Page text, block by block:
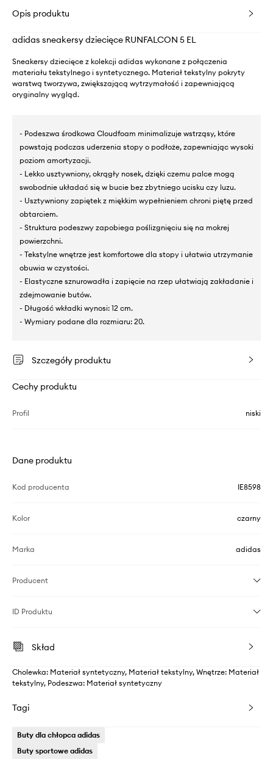
Opis produktu
adidas sneakersy dziecięce RUNFALCON 5 EL
Sneakersy dziecięce z kolekcji adidas wykonane z połączenia
materiału tekstylnego i syntetycznego. Materiał tekstylny pokryty
warstwą tworzywa, zwiększającą wytrzymałość i zapewniającą
oryginalny wygląd.
- Podeszwa środkowa Cloudfoam minimalizuje wstrząsy, które
powstają podczas uderzenia stopy o podłoże, zapewniając wysoki
poziom amortyzacji.
- Lekko usztywniony, okrągły nosek, dzięki czemu palce mogą
swobodnie układać się w bucie bez zbytniego ucisku czy luzu.
- Usztywniony zapiętek z miękkim wypełnieniem chroni piętę przed
obtarciem.
- Struktura podeszwy zapobiega poślizgnięciu się na mokrej
powierzchni.
- Tekstylne wnętrze jest komfortowe dla stopy i ułatwia utrzymanie
obuwia w czystości.
- Elastyczne sznurowadła i zapięcie na rzep ułatwiają zakładanie i
zdejmowanie butów.
- Długość wkładki wynosi: 12 cm.
- Wymiary podane dla rozmiaru: 20.
Szczegóły produktu
Cechy produktu
Profil niski
Dane produktu
Kod producenta IE8598
Kolor czarny
Marka adidas
Producent
ID Produktu
Skład
Cholewka: Materiał syntetyczny, Materiał tekstylny, Wnętrze: Materiał
tekstylny, Podeszwa: Materiał syntetyczny
Tagi
Buty dla chłopca adidas
Buty sportowe adidas